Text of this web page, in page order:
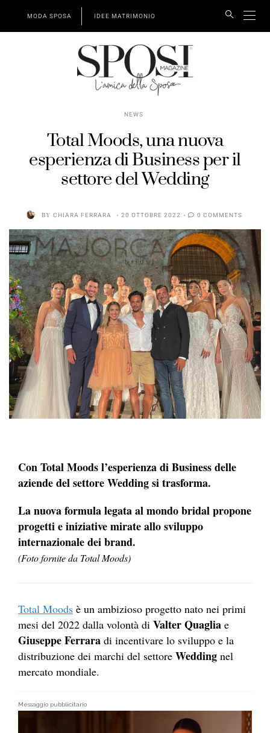
MODA SPOSA IDEE MATRIMONIO
NEWS
Total Moods, una nuova
esperienza di Business per il
settore del Wedding
BY CHIARA FERRARA 20 OTTOBRE 2022 0 COMMENTS
Con Total Moods l’esperienza di Business delle
aziende del settore Wedding si trasforma.
La nuova formula legata al mondo bridal propone
progetti e iniziative mirate allo sviluppo
internazionale dei brand.
(Foto fornite da Total Moods)
Total Moods è un ambizioso progetto nato nei primi
mesi del 2022 dalla volontà di Valter Quaglia e
Giuseppe Ferrara di incentivare lo sviluppo e la
distribuzione dei marchi del settore Wedding nel
mercato mondiale.
Messaggio pubblicitario